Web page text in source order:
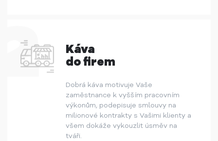
Káva
do firem
Dobrá káva motivuje Vaše
zaměstnance k vyšším pracovním
výkonům, podepisuje smlouvy na
milionové kontrakty s Vašimi klienty a
všem dokáže vykouzlit úsměv na
tváři.